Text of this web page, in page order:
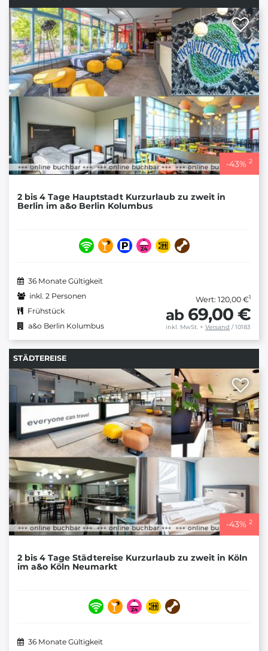
-43% 2
2 bis 4 Tage Hauptstadt Kurzurlaub zu zweit in
Berlin im a&o Berlin Kolumbus
36 Monate Gültigkeit
inkl. 2 Personen
Frühstück
a&o Berlin Kolumbus
Wert: 120,00 €1
ab 69,00 €
inkl. MwSt. + Versand / 10183
STÄDTEREISE
-43% 2
2 bis 4 Tage Städtereise Kurzurlaub zu zweit in Köln
im a&o Köln Neumarkt
36 Monate Gültigkeit